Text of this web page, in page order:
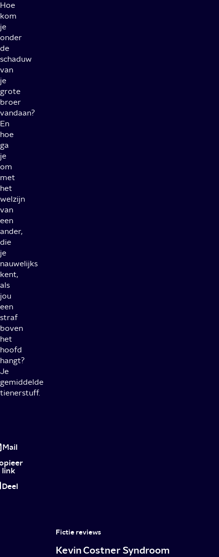
Hoe
kom
je
onder
de
schaduw
van
je
grote
broer
vandaan?
En
hoe
ga
je
om
met
het
welzijn
van
een
ander,
die
je
nauwelijks
kent,
als
jou
een
straf
boven
het
hoofd
hangt?
Je
gemiddelde
tienerstuff.
Incoming:
weinig
verrassende
highschool
Mail
link
Deel
Fictie reviews
Kevin Costner Syndroom